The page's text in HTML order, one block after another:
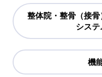
整体院・整骨（接
システ
機